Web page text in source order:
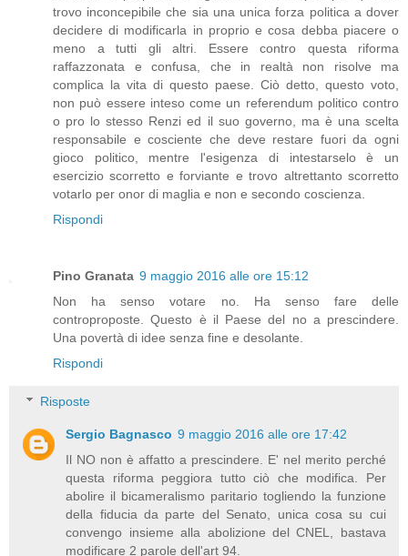
trovo inconcepibile che sia una unica forza politica a dover
decidere di modificarla in proprio e cosa debba piacere o
meno a tutti gli altri. Essere contro questa riforma
raffazzonata e confusa, che in realtà non risolve ma
complica la vita di questo paese. Ciò detto, questo voto,
non può essere inteso come un referendum politico contro
o pro lo stesso Renzi ed il suo governo, ma è una scelta
responsabile e cosciente che deve restare fuori da ogni
gioco politico, mentre l'esigenza di intestarselo è un
esercizio scorretto e forviante e trovo altrettanto scorretto
votarlo per onor di maglia e non e secondo coscienza.
Rispondi
Pino Granata 9 maggio 2016 alle ore 15:12
Non ha senso votare no. Ha senso fare delle
controproposte. Questo è il Paese del no a prescindere.
Una povertà di idee senza fine e desolante.
Rispondi
Risposte
Sergio Bagnasco 9 maggio 2016 alle ore 17:42
Il NO non è affatto a prescindere. E' nel merito perché
questa riforma peggiora tutto ciò che modifica. Per
abolire il bicameralismo paritario togliendo la funzione
della fiducia da parte del Senato, unica cosa su cui
convengo insieme alla abolizione del CNEL, bastava
modificare 2 parole dell'art 94.